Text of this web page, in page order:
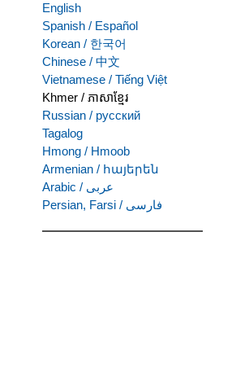
English
Spanish / Español
Korean / 한국어
Chinese / 中文
Vietnamese / Tiếng Việt
Khmer / ភាសាខ្មែរ
Russian / русский
Tagalog
Hmong / Hmoob
Armenian / հայերեն
Arabic / عربى
Persian, Farsi / فارسی